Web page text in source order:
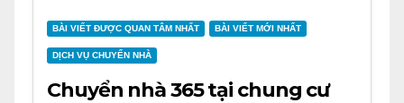
BÀI VIẾT ĐƯỢC QUAN TÂM NHẤT BÀI VIẾT MỚI NHẤT
DỊCH VỤ CHUYỂN NHÀ
Chuyển nhà 365 tại chung cư